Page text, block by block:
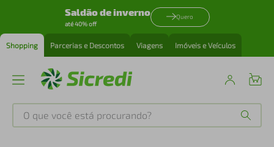
Saldão de inverno
até 40% off
Quero
Shopping Parcerias e Descontos Viagens Imóveis e Veículos
O que você está procurando?